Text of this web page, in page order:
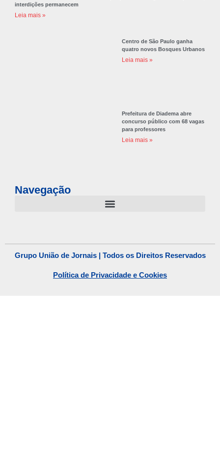
interdições permanecem
Leia mais »
Centro de São Paulo ganha
quatro novos Bosques Urbanos
Leia mais »
Prefeitura de Diadema abre
concurso público com 68 vagas
para professores
Leia mais »
Navegação
Grupo União de Jornais | Todos os Direitos Reservados
Política de Privacidade e Cookies